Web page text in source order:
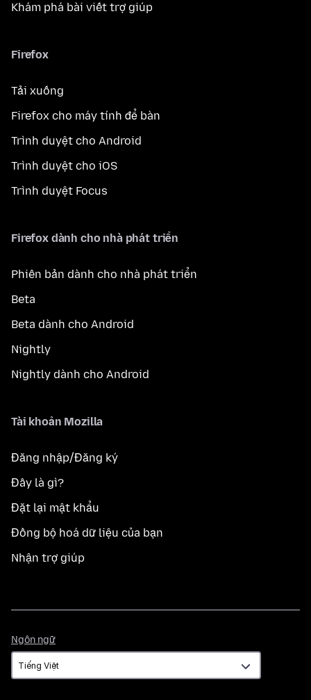
Khám phá bài viết trợ giúp
Firefox
Tải xuống
Firefox cho máy tính để bàn
Trình duyệt cho Android
Trình duyệt cho iOS
Trình duyệt Focus
Firefox dành cho nhà phát triển
Phiên bản dành cho nhà phát triển
Beta
Beta dành cho Android
Nightly
Nightly dành cho Android
Tài khoản Mozilla
Đăng nhập/Đăng ký
Đây là gì?
Đặt lại mật khẩu
Đồng bộ hoá dữ liệu của bạn
Nhận trợ giúp
Ngôn ngữ
ngữ